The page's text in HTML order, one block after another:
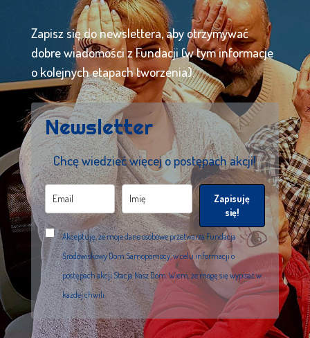
Zapisz się do newslettera, aby otrzymywać
dobre wiadomości z Fundacji (w tym informacje
o kolejnych etapach tworzenia).
Newsletter
Chcę wiedzieć więcej o postępach akcji!
Zapisuję
się!
Akceptuję, że moje dane osobowe przetwarza Fundacja
Środowiskowy Dom Samopomocy, w celu informacji o
postępach akcji Stacja Nasz Dom. Wiem, że mogę się wypisać w
każdej chwili.